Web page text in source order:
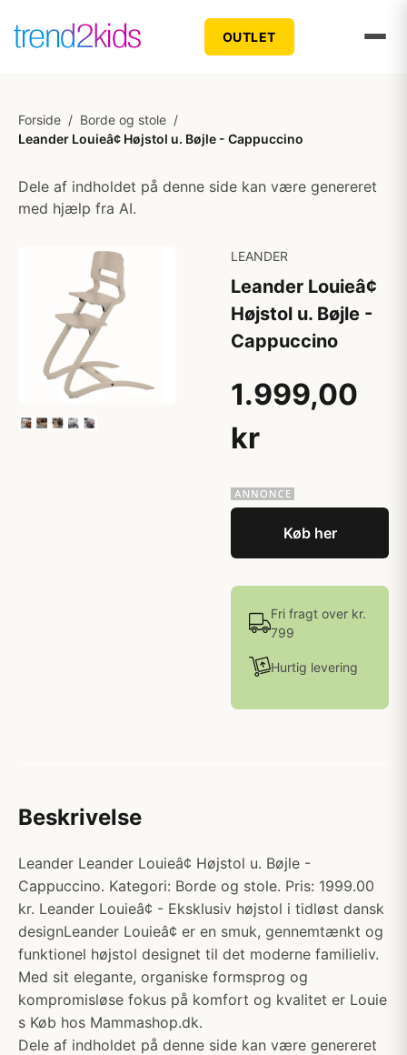
OUTLET
Forside / Borde og stole /
Leander Louieâ¢ Højstol u. Bøjle - Cappuccino
Dele af indholdet på denne side kan være genereret
med hjælp fra AI.
LEANDER
Leander Louieâ¢
Højstol u. Bøjle -
Cappuccino
1.999,00
kr
Køb her
Fri fragt over kr.
799
Hurtig levering
Beskrivelse
Leander Leander Louieâ¢ Højstol u. Bøjle -
Cappuccino. Kategori: Borde og stole. Pris: 1999.00
kr. Leander Louieâ¢ - Eksklusiv højstol i tidløst dansk
designLeander Louieâ¢ er en smuk, gennemtænkt og
funktionel højstol designet til det moderne familieliv.
Med sit elegante, organiske formsprog og
kompromisløse fokus på komfort og kvalitet er Louie
s Køb hos Mammashop.dk.
Dele af indholdet på denne side kan være genereret